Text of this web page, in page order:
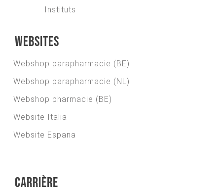
Instituts
Websites
Webshop parapharmacie (BE)
Webshop parapharmacie (NL)
Webshop pharmacie (BE)
Website Italia
Website Espana
Carrière